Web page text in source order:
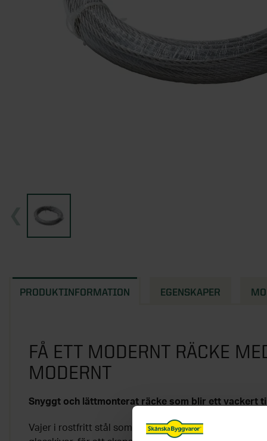
PRODUKTINFORMATION EGENSKAPER
FÅ ETT MODERNT RÄCKE
MODERNT
Snyggt och lättmonterat räcke som blir ett vackert
Vajer i rostfritt stål som går att kombinera med